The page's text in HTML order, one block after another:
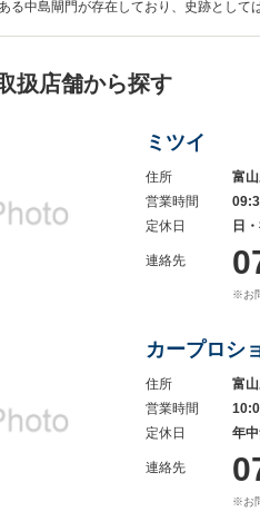
る中島閘門が存在しており、史跡として
扱店舗から探す
ミツイ
住所
富
営業時間
定休日
日
連絡先
※お
カープロシ
住所
富
営業時間
定休日
年
連絡先
※お